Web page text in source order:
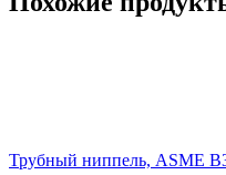
Трубный ниппель, ASME